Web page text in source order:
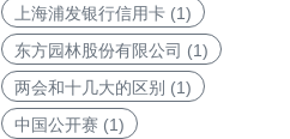
上海浦发银行信用卡(1)
东方园林股份有限公司 (1)
两会和十几大的区别 (1)
中国公开赛(1)